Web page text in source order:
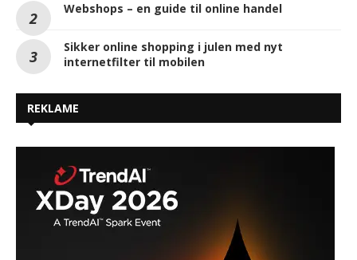
Webshops – en guide til online handel
Sikker online shopping i julen med nyt
internetfilter til mobilen
REKLAME